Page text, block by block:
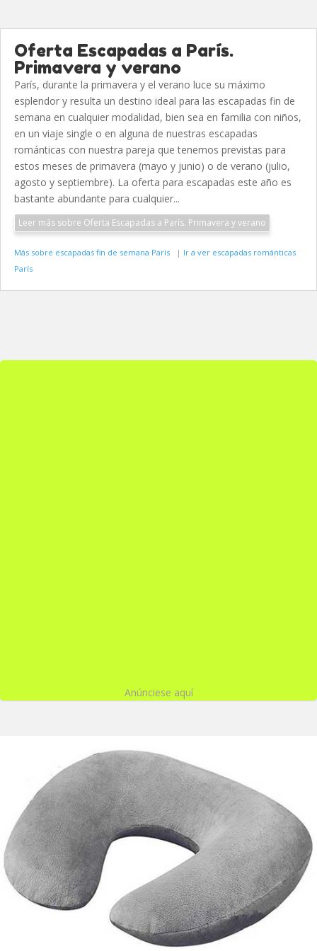
Oferta Escapadas a París.
Primavera y verano
París, durante la primavera y el verano luce su máximo
esplendor y resulta un destino ideal para las escapadas fin de
semana en cualquier modalidad, bien sea en familia con niños,
en un viaje single o en alguna de nuestras escapadas
románticas con nuestra pareja que tenemos previstas para
estos meses de primavera (mayo y junio) o de verano (julio,
agosto y septiembre). La oferta para escapadas este año es
bastante abundante para cualquier...
Leer más sobre Oferta Escapadas a París. Primavera y verano
Más sobre escapadas fin de semana París | Ir a ver escapadas románticas
París
Anúnciese aquí